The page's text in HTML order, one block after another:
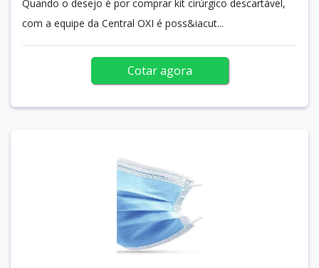
Quando o desejo é por comprar kit cirúrgico descartável,
com a equipe da Central OXI é poss&iacut...
Cotar agora